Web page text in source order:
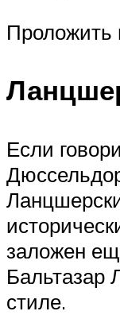
Если
заложен
Бальтазар
стиле.